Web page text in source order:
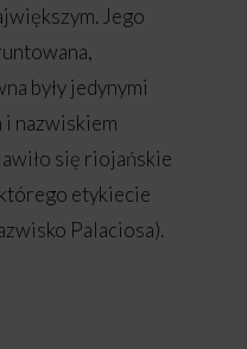
Jego
były jedynymi
nazwiskiem
się riojańskie
etykiecie
Palaciosa).